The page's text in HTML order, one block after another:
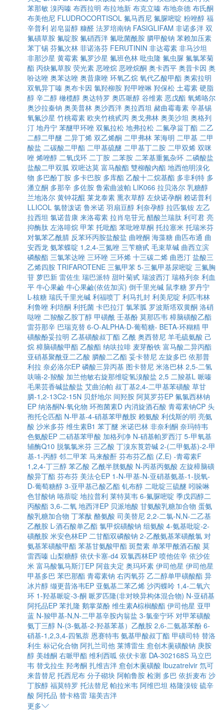
苯那敏 溴丙嗪 布西拉明 布拉地新 布克立嗪 布地奈德 布氏酮
布美他尼 FLUDROCORTISOL 氟马西尼 氟脲嘧啶 粉唑醇 福
辛普利 岩皂甾醇 糠醛 法罗培南钠 FASIGLIFAM 非诺多泮 双
氟磺草胺 氟啶胺 氟硝西泮 氟吡菌酰胺 膦甲酸钠 苯赖加压素
苯丁锡 芬氟次林 菲诺洛芬 FERUTININ 非达霉素 非马沙坦
非那沙星 黄霉素 氟罗沙星 氟班色林 吡虫隆 氟虫脲 氟氯苯菊
酯 丙炔氟草胺 荧光素 恶唑烷 恶唑烷酮 奥卡西平 奥昔卡因 奥
吩达唑 奥苯达唑 奥昔康唑 环氧乙烷 氧代乙酸甲酯 奥索拉明
双氧异丁嗪 奥布卡因 氯羟柳胺 羟甲唑啉 羟保松 土霉素 硬脂
醇 辛二醇 橄榄醇 奥达特罗 奥匹哌醇 谷维素 恶戊酯 氧烯咯尔
奥沙拉秦钠 奥美普林 奥沙西泮 奥拉西坦 赭曲霉毒素 辛基锡
氧氟沙星 竹桃霉素 欧夹竹桃甙丙 奥戈弗林 奥美沙坦 奥格列
汀 地丹宁 苯醚甲环唑 双氟拉松 地弗拉松 二氟孕甾丁酯 二乙
二醇二甲醚 二异丁烯 双乙烯酮 二甲弗林 苯海明 二甲基 二甲
酸盐 二碳酸二甲酯 二甲基硫醚 二甲基丁二胺 二甲双烯 双咪
唑 烯唑醇 二氧戊环 二丁胺 二苯胺 二苯基重氮杂环 二磷酸盐
盐酸二甲双胍 双嘧达莫 富马酸酯 雙柳酸內酯 地西他明溴化
物 多巴酚丁胺 多卡巴胺 多库酯 乙酸十二烷基酯 多非利特 多
潘立酮 多那辛 多佐胺 鲁索曲波帕 LIK066 拉贝洛尔 乳糖醇
兰地洛尔 黄钟花醌 莱龙泰素 熏衣草醇 左炔诺孕酮 赖诺普利
LLICOL 氯替泼诺 鲁米诺 羽扇豆醇 利奈孕醇 拉匹氯铵 左乙
拉西坦 氯诺昔康 来洛霉素 拉肖皂苷元 醋酸兰瑞肽 利可君 亮
抑酶肽 左洛啡烷 甲苯 托吡酯 苯吡唑草酮 托拉塞米 托瑞米芬
对氯苯乙酰腈 反苯环丙胺盐酸盐 曲唑酮 海藻糖 曲匹布通 曲
安西龙 氨苯蝶啶 1,2,4-三氮唑 三苄糖甙 毛束草碱 曲西立滨
磷酸酯 三氯苯达唑 三环唑 三环烯 十三碳二烯 曲恩汀 盐酸三
乙烯四胺 TRIFAROTENE 三氟甲苯 5-三氟甲基尿嘧啶 三氟胸
苷 萝巴新 雷佐生 瑞巴派特 甜叶菊甙 瑞波西汀 瑞格列奈 利血
平 牛心果鹼 牛心果鹼(依佐加滨) 倒千里光碱 鼠李糖 罗丹宁
L-核糖 瑞氏千里光碱 利福喷丁 利马扎封 利美尼啶 利匹韦林
利鲁唑 利培酮 利托菌 卡巴拉汀 氯苯胍 罗波斯塔双黄酮 洛硝
哒唑 二羧酸乙胺丁醇 甲磺酰 壬基酚 莫那匹韦 樟脑磺酸乙酯
雷芬那辛 巴瑞克替 6-O-ALPHA-D-葡萄糖- BETA-环糊精 甲
磺酸酚妥拉明 乙基磺酸叔丁酯 乙酰 奥西替尼 羊毛硫氨酸 己
烷 樟脑磺酸甲酯 乙酸酯 纳呋拉啡 麦芽酚铁 富马酸二异丙酯
亚硝基聚酰亚二乙酸 膦酸二乙酯 妥卡替尼 左旋多巴 依那普
利拉 奈必洛尔EP 磷酸三异丙基 图卡替尼 米洛巴林 2,5-二氢
呋喃-2-羧酸 加兰他敏右旋那维啶氢溴酸盐 2,5 二羧基L 哌嗪
毛果芸香碱盐酸盐 艾曲泊帕 叔丁基2,4-二甲基苯磺酸 草甘
膦-1,2-13C2-15N 贝舒地尔 间羟胺 阿莫罗芬EP 氟氯西林钠
EP 纳洛酮N-氧化物 环孢菌素D 内消旋酒石酸 青霉素钠CP 头
孢托仑匹酯 N-甲基-4-硝基苯甲酰胺 赖氨酸 利伐斯的明 亮氨
酸 沙米多芬 维生素B1 苯丁醚 米诺巴林 非奈利酮 奈玛特韦
色氨酸EP 二硝基苯甲酸 加格列净 N-硝基帕罗西汀 5-甲氧基
辅酶Q10 脱氯氯米芬 三乙酸 丁溴东莨菪碱 2-(二甲氨基)-2-甲
基-1-丙醇 邻二甲苯 马来酸酐 芬布芬乙酯 (Z,E) -青霉素F
1,2,4-丁三醇 苯乙酸 乙酰半胱氨酸 N-丙基丙氨酸 左旋樟脑磺
酸异丁酯 芬布芬 美法仑EP 1-N-甲基-N-亚硝基氨基-1-脱氧-
D-葡萄糖醇 3-亚甲基己酸乙酯 钆布醇 二吡啶三硫醚 吲哚啉
色甘酸钠 咯萘啶 地拉普利 莱特莫韦 6-氟脲嘧啶 季戊四醇二
丙酸酯 3,6-二氧 地西泮EP 贝派地酸 甘氨酸乳糖加合物 蛋氨
酸乳糖加合物 丁苯酞 酪氨酸 司美替尼 2,2-二氯-N,N-二乙基
乙酰胺 L-酒石酸单乙酯 氯甲烷磺酸钠 组氨酸 4-氨基吡啶-2-
磺酰胺 米安色林EP 二甘酯双磷酸钠 2-乙酰氨基苯磺酰氯 对
氨基苯磺酸甲酯 苯基甘氨酸甲酯 斑蝥素 单苯甲酰酒石酸 莫
雷西嗪 山梨糖醇 依伏卡塞-d4 双氯西林EP 喷他佐辛 依沙佐
米 富马酸氯马斯汀EP 阿兹夫定 奥玛环素 伊司他星 伊司他星
甲基多巴 苯巴那酯 青霉素钠 右丙氧芬 乙二醇单甲磺酸酯 异
冰片醇 缬更昔洛韦EP 亚氨基二苯乙烯 沙丙蝶呤 1,4-二氧六
环 1-羟基哌啶-3-酮 哌罗匹隆(非对映异构体混合物) N-亚硝基
阿托品EP 苯扎隆 鹅掌菜酚 维生素A棕榈酸酯 伊司他星 亚甲
蓝 N-羧甲基-N,N-二甲基辛胺内翁盐 3-氯奎宁环 对甲苯磺酸
氨丁三醇 N-(3-氨基-2-羟基苯基）乙酰胺 2,6-二氨基苯酚 6-
硝基-1,2,3,4-四氢萘 恩赛特韦 氨基甲酸叔丁酯 甲磺司特 替洛
利生 标记化合物 阿扎兰司他 莱博雷生 愈创木薁磺酸钠 庚胺
醇 美雄酮 右哌甲酯 维利西呱 依伏卡塞 DA-302168S 马立巴
韦 替戈拉生 羟考酮 扎维吉泮 愈创木薁磺酸 Ibuzatrelvir 氘可
来昔替尼 托西尼布 分子砌块 阿帕鲁胺 检测 多巴 依折麦布 沙
丁胺醇 福莫特罗 托法替尼 帕拉米韦 阿维巴坦 格隆溴铵 硫辛
酸 阿托品 替卡格雷 瑞美吉泮
更多